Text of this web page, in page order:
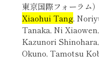
東京国際フォーラム）
Xiaohui Tang,
Tanaka, Ni
Kazunori
Okuno, Tamotsu